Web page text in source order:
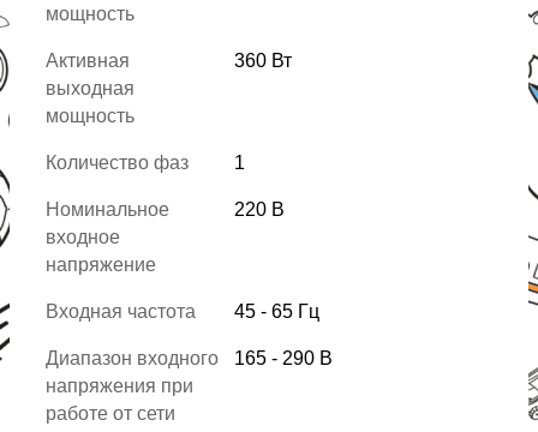
мощность
Активная
выходная
мощность
360 Вт
Количество фаз 1
Номинальное
входное
напряжение
220 В
Входная частота 45 - 65 Гц
Диапазон входного
напряжения при
работе от сети
165 - 290 В